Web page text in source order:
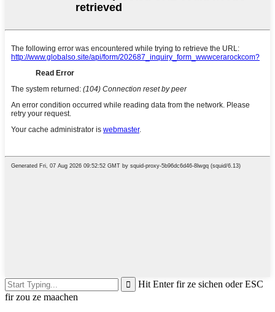
Hit Enter fir ze sichen oder ESC
fir zou ze maachen